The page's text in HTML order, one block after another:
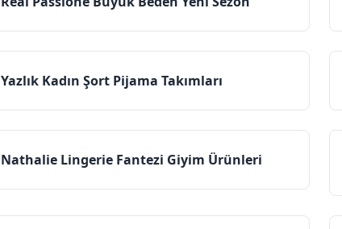
Yazlık Kadın Şort Pijama Takımları
Nathalie Lingerie Fantezi Giyim Ürünleri